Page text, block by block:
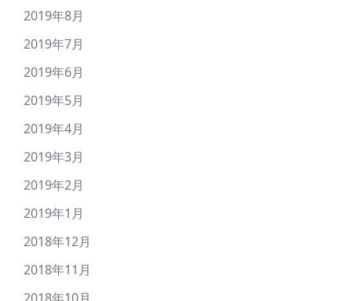
2019年8月
2019年7月
2019年6月
2019年5月
2019年4月
2019年3月
2019年2月
2019年1月
2018年12月
2018年11月